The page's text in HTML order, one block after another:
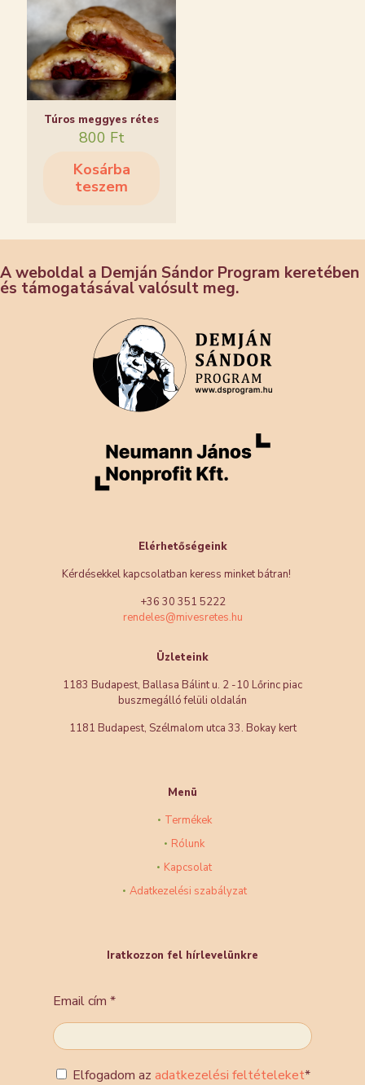
Túros meggyes rétes
800 Ft
Kosárba
teszem
A weboldal a Demján Sándor Program keretében
és támogatásával valósult meg.
Elérhetőségeink
Kérdésekkel kapcsolatban keress minket bátran!
+36 30 351 5222
rendeles@mivesretes.hu
Üzleteink
1183 Budapest, Ballasa Bálint u. 2 -10 Lőrinc piac
buszmegálló felüli oldalán
1181 Budapest, Szélmalom utca 33. Bokay kert
Menü
Termékek
Rólunk
Kapcsolat
Adatkezelési szabályzat
Iratkozzon fel hírlevelünkre
Email cím *
Elfogadom az adatkezelési feltételeket*